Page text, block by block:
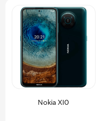
Nokia X10